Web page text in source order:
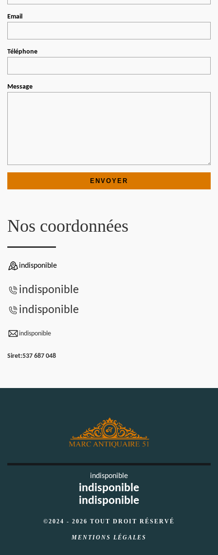
Email
Téléphone
Message
Nos coordonnées
indisponible
indisponible
indisponible
indisponible
Siret:537 687 048
indisponible
indisponible
indisponible
©2024 - 2026 TOUT DROIT RÉSERVÉ
MENTIONS LÉGALES